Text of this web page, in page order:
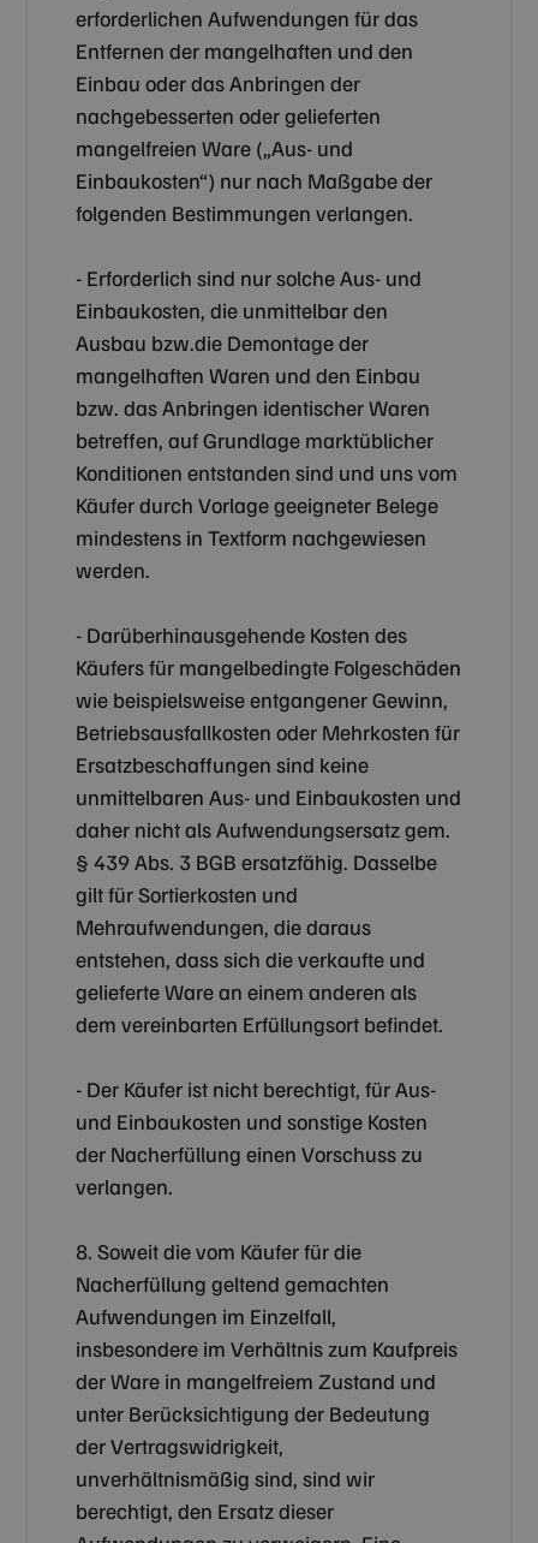
erforderlichen Aufwendungen für das
Entfernen der mangelhaften und den
Einbau oder das Anbringen der
nachgebesserten oder gelieferten
mangelfreien Ware („Aus- und
Einbaukosten“) nur nach Maßgabe der
folgenden Bestimmungen verlangen.
- Erforderlich sind nur solche Aus- und
Einbaukosten, die unmittelbar den
Ausbau bzw.die Demontage der
mangelhaften Waren und den Einbau
bzw. das Anbringen identischer Waren
betreffen, auf Grundlage marktüblicher
Konditionen entstanden sind und uns vom
Käufer durch Vorlage geeigneter Belege
mindestens in Textform nachgewiesen
werden.
- Darüberhinausgehende Kosten des
Käufers für mangelbedingte Folgeschäden
wie beispielsweise entgangener Gewinn,
Betriebsausfallkosten oder Mehrkosten für
Ersatzbeschaffungen sind keine
unmittelbaren Aus- und Einbaukosten und
daher nicht als Aufwendungsersatz gem.
§ 439 Abs. 3 BGB ersatzfähig. Dasselbe
gilt für Sortierkosten und
Mehraufwendungen, die daraus
entstehen, dass sich die verkaufte und
gelieferte Ware an einem anderen als
dem vereinbarten Erfüllungsort befindet.
- Der Käufer ist nicht berechtigt, für Aus-
und Einbaukosten und sonstige Kosten
der Nacherfüllung einen Vorschuss zu
verlangen.
8. Soweit die vom Käufer für die
Nacherfüllung geltend gemachten
Aufwendungen im Einzelfall,
insbesondere im Verhältnis zum Kaufpreis
der Ware in mangelfreiem Zustand und
unter Berücksichtigung der Bedeutung
der Vertragswidrigkeit,
unverhältnismäßig sind, sind wir
berechtigt, den Ersatz dieser